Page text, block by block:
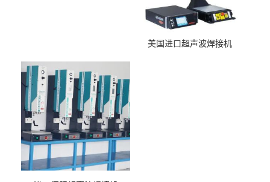
美国进口超声波焊接机